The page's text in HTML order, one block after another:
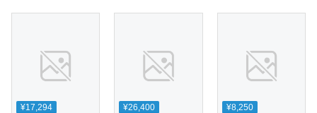
¥17,294 ¥26,400 ¥8,250